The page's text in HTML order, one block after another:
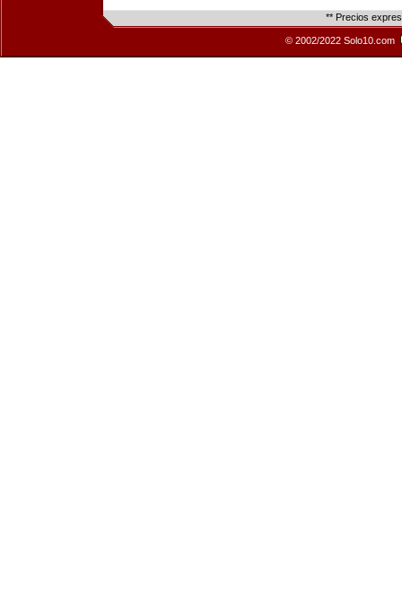
** Precios
© 2002/2022 Solo10.com